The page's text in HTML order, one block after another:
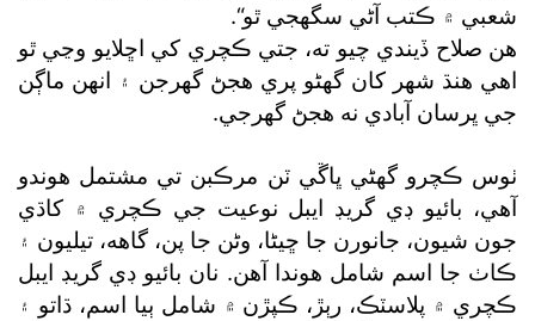
شعبي ۾ ڪتب آڻي سگھجي ٿو“.
هن صلاح ڏيندي چيو ته، جتي ڪچري کي اڇلايو وڃي ٿو
اهي هنڌ شهر کان گھڻو پري هجڻ گھرجن ۽ انهن ماڳن
جي ڀرسان آبادي نه هجڻ گھرجي.
ٺوس ڪچرو گھڻي ڀاڱي ٽن مرڪبن تي مشتمل هوندو
آهي، بائيو ڊي گريڊ ايبل نوعيت جي ڪچري ۾ کاڌي
جون شيون، جانورن جا ڇيڻا، وڻن جا پن، گاهه، تيليون ۽
ڪاٺ جا اسم شامل هوندا آهن. نان بائيو ڊي گريڊ ايبل
ڪچري ۾ پلاسٽڪ، رٻڙ، ڪپڙن ۾ شامل ٻيا اسم، ڌاتو ۽